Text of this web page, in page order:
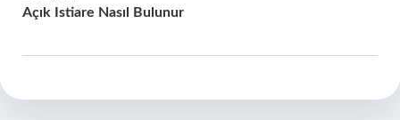
Açık Istiare Nasıl Bulunur